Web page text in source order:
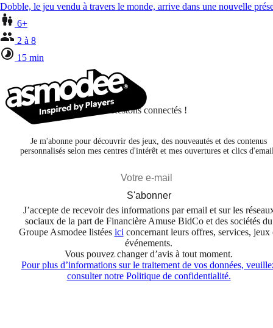
Dobble, le jeu vendu à travers le monde, arrive dans une nouvelle
6+
2 à 8
15 min
Restons connectés !
Je m'abonne pour découvrir des jeux, des nouveautés et des contenus
personnalisés selon mes centres d'intérêt et mes ouvertures et clics
S'abonner
J’accepte de recevoir des informations par email et sur les
sociaux de la part de Financière Amuse BidCo et des sociétés du
Groupe Asmodee listées ici concernant leurs offres, services, jeux
événements.
Vous pouvez changer d’avis à tout moment.
Pour plus d’informations sur le traitement de vos données,
consulter notre Politique de confidentialité.